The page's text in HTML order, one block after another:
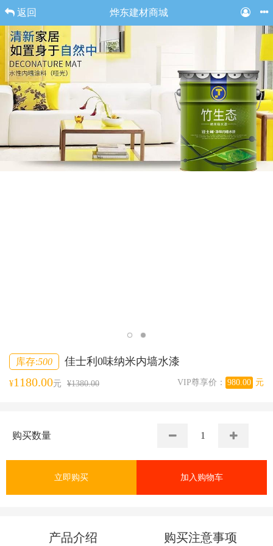
返回 烨东建材商城
库存:500 佳士利0味纳米内墙水漆
¥1180.00元 ¥1380.00 VIP尊享价： 980.00 元
购买数量
立即购买 加入购物车
产品介绍 购买注意事项